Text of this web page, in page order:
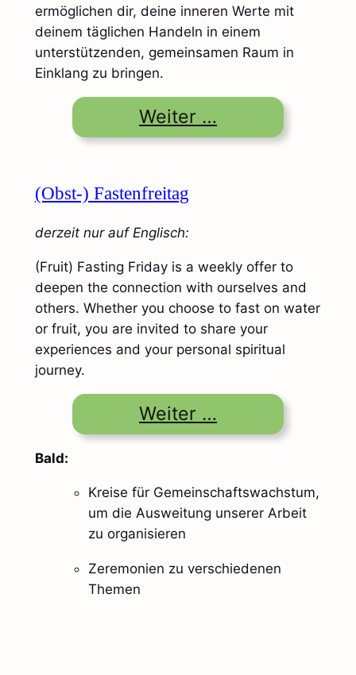
ermöglichen dir, deine inneren Werte mit
deinem täglichen Handeln in einem
unterstützenden, gemeinsamen Raum in
Einklang zu bringen.
Weiter …
(Obst-) Fastenfreitag
derzeit nur auf Englisch:
(Fruit) Fasting Friday is a weekly offer to
deepen the connection with ourselves and
others. Whether you choose to fast on water
or fruit, you are invited to share your
experiences and your personal spiritual
journey.
Weiter …
Bald:
Kreise für Gemeinschaftswachstum,
um die Ausweitung unserer Arbeit
zu organisieren
Zeremonien zu verschiedenen
Themen